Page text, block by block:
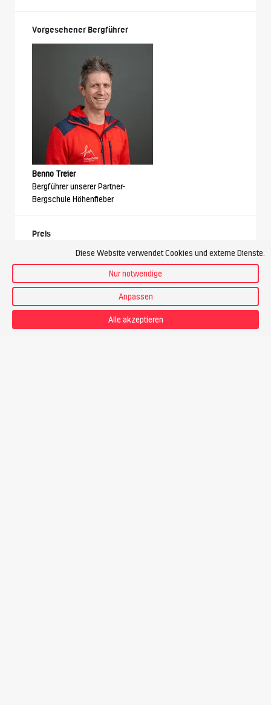
Vorgesehener Bergführer
Benno Treier
Bergführer unserer Partner-
Bergschule Höhenfieber
Preis
Touren-PDF zum Download
22.08.26 - 23.08.26 | Sa - So
Diese Website verwendet Cookies und externe Dienste.
Nur notwendige
Anpassen
Alle akzeptieren